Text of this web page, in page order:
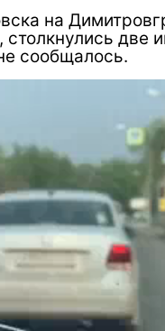
на
две
сообщалось.